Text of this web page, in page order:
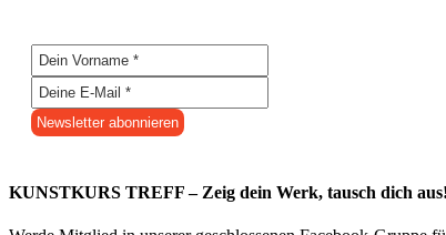
KUNSTKURS TREFF – Zeig dein Werk, tausch dich aus!